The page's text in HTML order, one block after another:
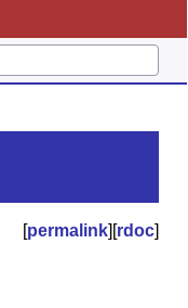
[permalink][rdoc]